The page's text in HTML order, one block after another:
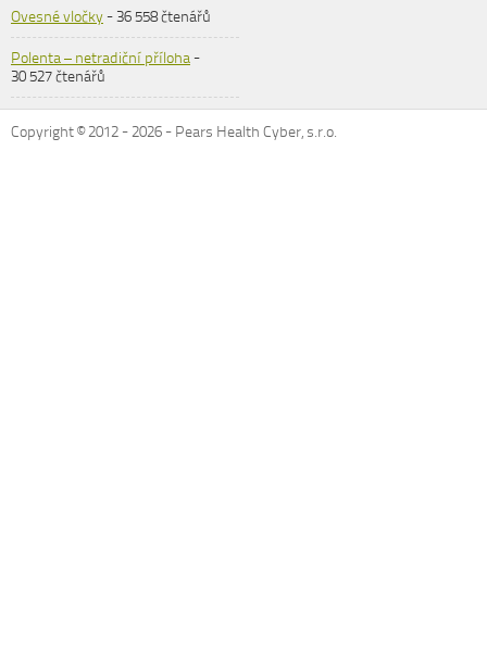
Ovesné vločky- 36 558 čtenářů
Polenta – netradiční příloha-
30 527 čtenářů
Copyright © 2012 -2026 - Pears Health Cyber, s.r.o.